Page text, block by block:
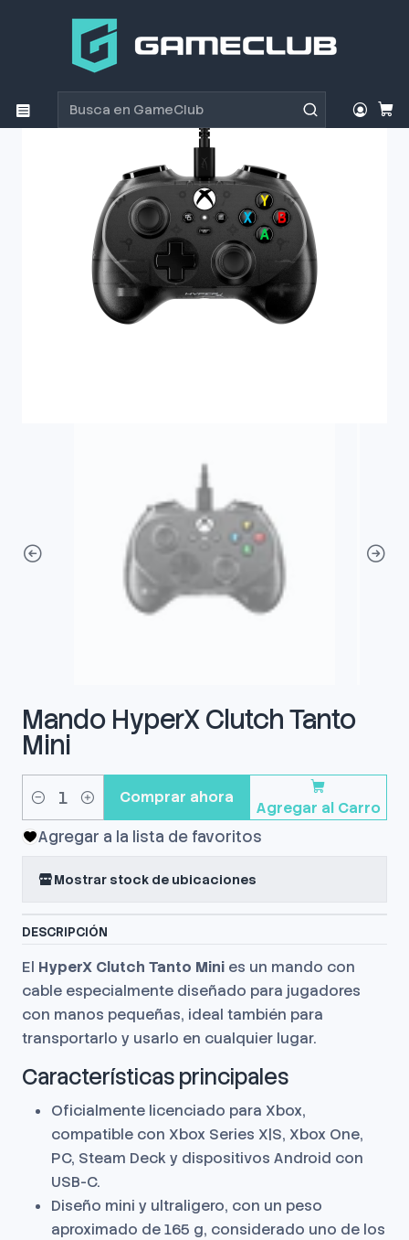
Productos
Mando HyperX Clutch Tanto Mini
Mando HyperX Clutch Tanto
Mini
Cantidad Agregar al Carro
Comprar ahora
Agregar a la lista de favoritos
Mostrar stock de ubicaciones
DESCRIPCIÓN
El HyperX Clutch Tanto Mini es un mando con
cable especialmente diseñado para jugadores
con manos pequeñas, ideal también para
transportarlo y usarlo en cualquier lugar.
Características principales
Oficialmente licenciado para Xbox,
compatible con Xbox Series X|S, Xbox One,
PC, Steam Deck y dispositivos Android con
USB-C.
Diseño mini y ultraligero, con un peso
aproximado de 165 g, considerado uno de los